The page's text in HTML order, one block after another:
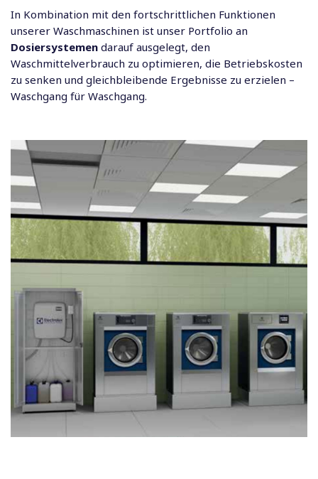
In Kombination mit den fortschrittlichen Funktionen
unserer Waschmaschinen ist unser Portfolio an
Dosiersystemen darauf ausgelegt, den
Waschmittelverbrauch zu optimieren, die Betriebskosten
zu senken und gleichbleibende Ergebnisse zu erzielen –
Waschgang für Waschgang.